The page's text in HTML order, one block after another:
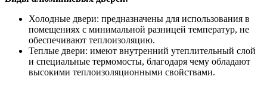
Холодные двери: предназначены для использования в
помещениях с минимальной разницей температур, не
обеспечивают теплоизоляцию.
Теплые двери: имеют внутренний утеплительный слой
и специальные термомосты, благодаря чему обладают
высокими теплоизоляционными свойствами.